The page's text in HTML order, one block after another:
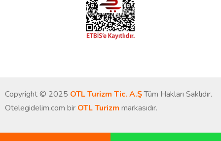
Copyright © 2025 OTL Turizm Tic. A.ŞTüm Hakları Saklıdır.
Otelegidelim.com bir OTL Turizm markasıdır.